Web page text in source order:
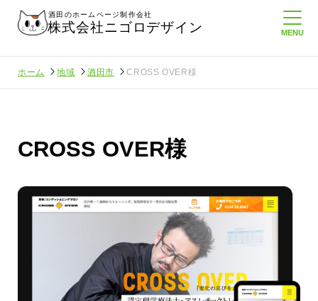
酒田のホームページ制作会社
株式会社ニゴロデザイン
ホーム 地域 酒田市 CROSS OVER様
CROSS OVER様